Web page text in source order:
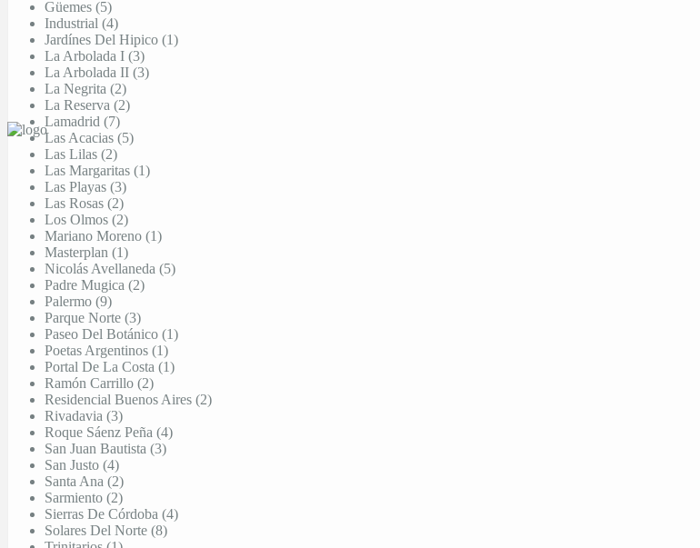
Güemes (5)
Industrial (4)
Jardínes Del Hipico (1)
La Arbolada I (3)
La Arbolada II (3)
La Negrita (2)
La Reserva (2)
Lamadrid (7)
Las Acacias (5)
Las Lilas (2)
Las Margaritas (1)
Las Playas (3)
Las Rosas (2)
Los Olmos (2)
Mariano Moreno (1)
Masterplan (1)
Nicolás Avellaneda (5)
Padre Mugica (2)
Palermo (9)
Parque Norte (3)
Paseo Del Botánico (1)
Poetas Argentinos (1)
Portal De La Costa (1)
Ramón Carrillo (2)
Residencial Buenos Aires (2)
Rivadavia (3)
Roque Sáenz Peña (4)
San Juan Bautista (3)
San Justo (4)
Santa Ana (2)
Sarmiento (2)
Sierras De Córdoba (4)
Solares Del Norte (8)